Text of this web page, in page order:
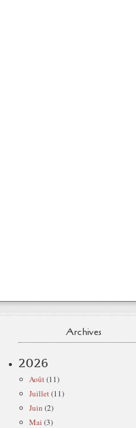
Archives
2026
Août(11)
Juillet(11)
Juin (2)
Mai (3)